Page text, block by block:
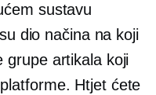
sustavu
dio načina na koji
grupe artikala koji
Htjet ćete